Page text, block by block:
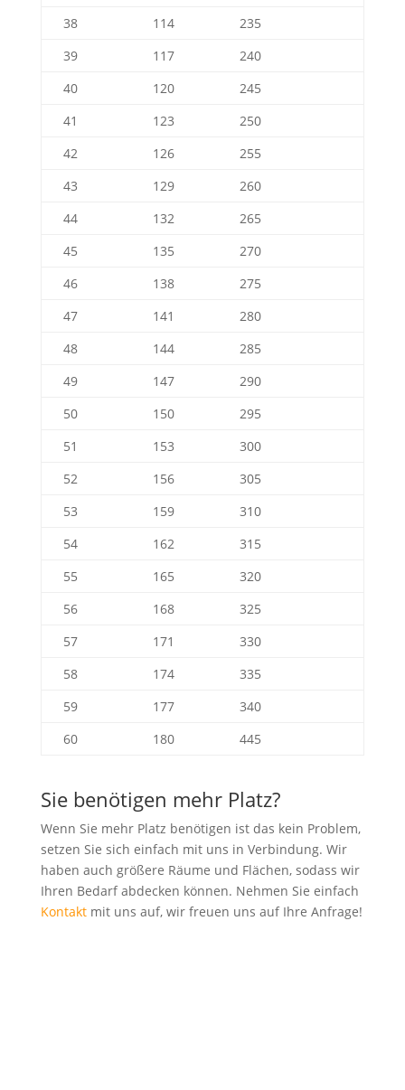
38
114
235
39
117
240
40
120
245
41
123
250
42
126
255
43
129
260
44
132
265
45
135
270
46
138
275
47
141
280
48
144
285
49
147
290
50
150
295
51
153
300
52
156
305
53
159
310
54
162
315
55
165
320
56
168
325
57
171
330
58
174
335
59
177
340
60
180 445
Sie benötigen mehr Platz?
Wenn Sie mehr Platz benötigen ist das kein Problem,
setzen Sie sich einfach mit uns in Verbindung. Wir
haben auch größere Räume und Flächen, sodass wir
Ihren Bedarf abdecken können. Nehmen Sie einfach
Kontaktmit uns auf, wir freuen uns auf Ihre Anfrage!